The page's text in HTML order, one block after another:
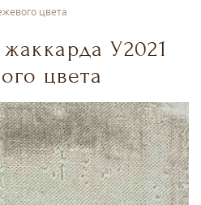
цвета
У2021
цвета